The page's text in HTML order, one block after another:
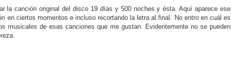
la canción original del disco 19 días y 500 noches y ésta. Aquí aparece ese
en ciertos momentos e incluso recortando la letra al final. No entro en cuál es
musicales de esas canciones que me gustan. Evidentemente no se pueden